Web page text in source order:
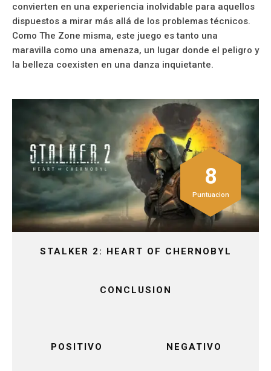
convierten en una experiencia inolvidable para aquellos
dispuestos a mirar más allá de los problemas técnicos.
Como The Zone misma, este juego es tanto una
maravilla como una amenaza, un lugar donde el peligro y
la belleza coexisten en una danza inquietante.
STALKER 2: HEART OF CHERNOBYL
CONCLUSION
POSITIVO NEGATIVO
8
Puntuacion